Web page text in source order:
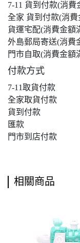
7-11 貨到付款(消費
全家 貨到付款(消費
貨運宅配(消費金額
外島郵局寄送(消費
門市自取(消費金額
付款方式
7-11取貨付款
全家取貨付款
貨到付款
匯款
門市到店付款
相關商品